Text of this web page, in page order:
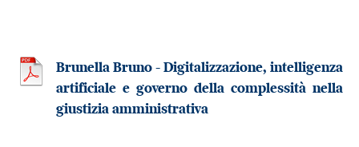
Brunella Bruno - Digitalizzazione, intelligenza
artificiale e governo della complessità nella
giustizia amministrativa